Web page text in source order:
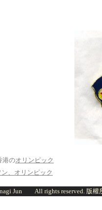
港のオリンピック
、オリンピック
Jun All rights reserved. 版權